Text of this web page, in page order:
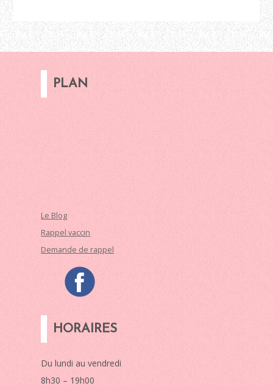
PLAN
Le Blog
Rappel vaccin
Demande de rappel
HORAIRES
Du lundi au vendredi
8h30 – 19h00